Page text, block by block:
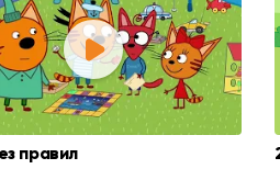
правил